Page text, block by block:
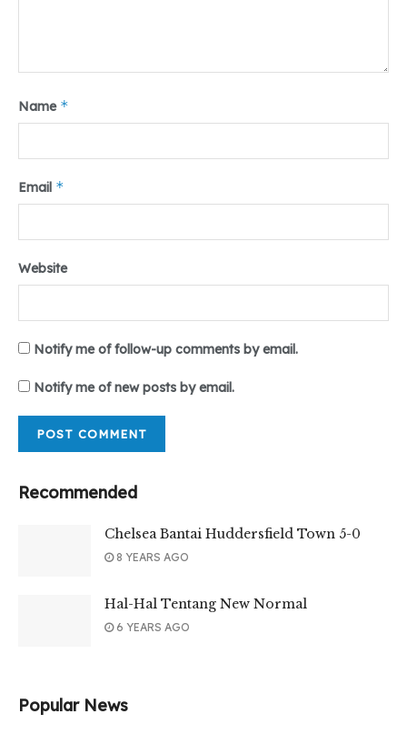
Name *
Email *
Website
Notify me of follow-up comments by email.
Notify me of new posts by email.
Recommended
Chelsea Bantai Huddersfield Town 5-0
8 YEARS AGO
Hal-Hal Tentang New Normal
6 YEARS AGO
Popular News